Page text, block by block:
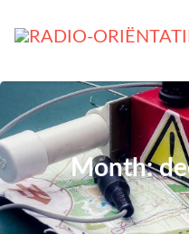
Month: